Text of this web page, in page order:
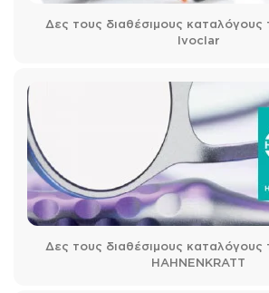
Δες τους διαθέσιμους καταλόγους
Ivoclar
Δες τους διαθέσιμους καταλόγους
HAHNENKRATT